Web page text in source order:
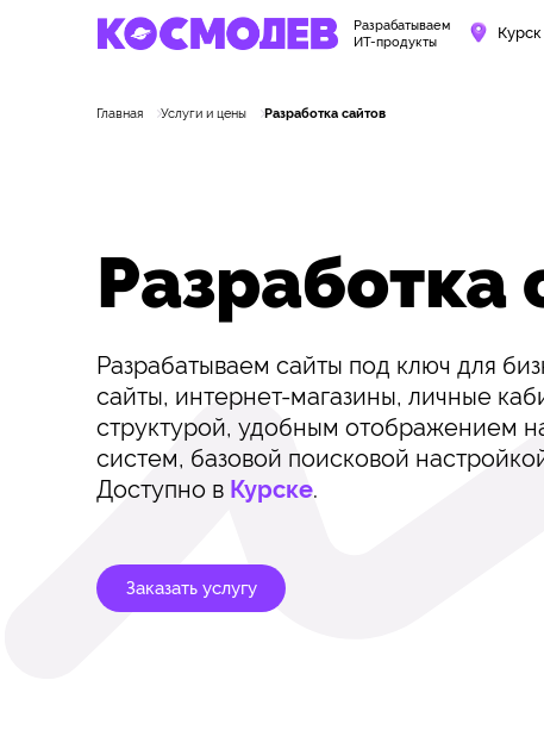
Разрабатываем
ИТ-продукты
Курск
Главная Услуги и цены Разработка сайтов
Разработка
Разрабатываем сайты под ключ для
сайты, интернет-магазины, личные
структурой, удобным отображением
систем, базовой поисковой
Доступно в Курске.
Заказать услугу